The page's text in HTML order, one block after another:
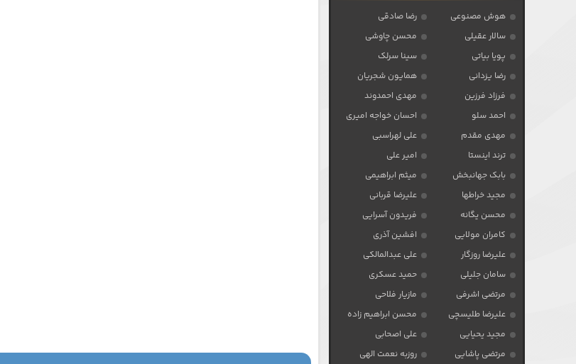
هوش مصنوعی
رضا صادقی
سالار عقیلی
محسن چاوشی
پویا بیاتی
سینا سرلک
رضا یزدانی
همایون شجریان
فرزاد فرزین
مهدی احمدوند
احمد سلو
احسان خواجه امیری
مهدی مقدم
علی لهراسبی
ترند اینستا
امیر علی
بابک جهانبخش
میثم ابراهیمی
مجید خراطها
علیرضا قربانی
محسن یگانه
فریدون آسرایی
کامران مولایی
افشین آذری
علیرضا روزگار
علی عبدالمالکی
سامان جلیلی
حمید عسکری
مرتضی اشرفی
مازیار فلاحی
علیرضا طلیسچی
محسن ابراهیم زاده
مجید یحیایی
علی اصحابی
مرتضی پاشایی
روزبه نعمت الهی